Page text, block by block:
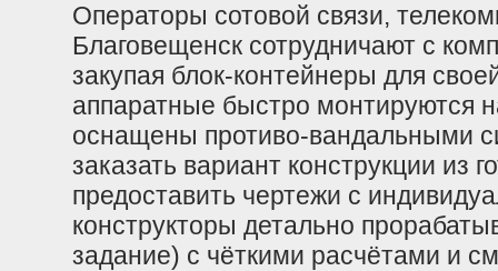
Операторы сотовой связи,
Благовещенск сотрудничают с
закупая блок-контейнеры для
аппаратные быстро монтируются
оснащены противо-вандальными
заказать вариант конструкции из
предоставить чертежи с
конструкторы детально
задание) с чёткими расчётами и